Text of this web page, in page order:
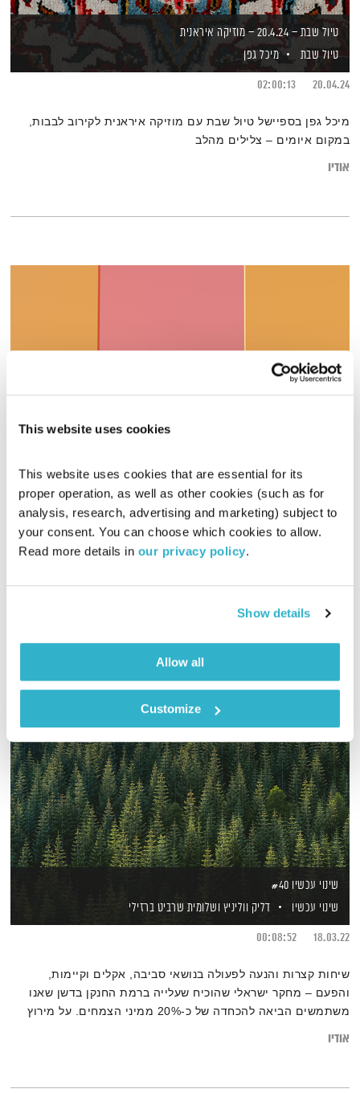
This website uses cookies
This website uses cookies that are essential for its
proper operation, as well as other cookies (such as for
analysis, research, advertising and marketing) subject to
your consent. You can choose which cookies to allow.
Read more details in our privacy policy.
Show details
Allow all
Customize
טיול שבת – 20.4.24 – מוזיקה איראנית
טיול שבת
מיכל גפן
20.04.24
02:00:13
מיכל גפן בספיישל טיול שבת עם מוזיקה איראנית לקירוב לבבות,
במקום איומים – צלילים מהלב
אודיו
בני בשן
20.02.22
01:00:12
והפעם מסיבת השירה מתארחת על הספה של נתן זך. זאת ספה
ענקית! והקיכלי הרונן? נקשיב לו. ומוסיקה? פלא לוטף פלא.
שינוי עכשיו #40
שינוי עכשיו
דליק ווליניץ ושלומית שרביט ברזילי
18.03.22
00:08:52
שיחות קצרות והנעה לפעולה בנושאי סביבה, אקלים וקיימות,
והפעם – מחקר ישראלי שהוכיח שעלייה ברמת החנקן בדשן שאנו
משתמשים הביאה להכחדה של כ-20% ממיני הצמחים. על מירוץ
במאה הקודמת
אודיו